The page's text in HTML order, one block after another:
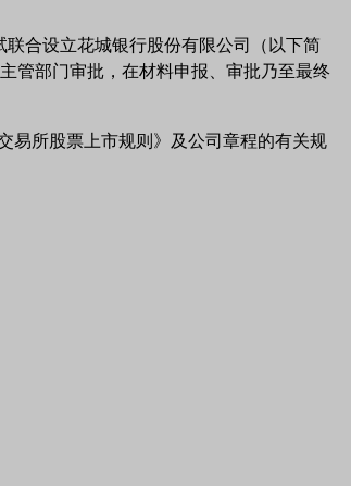
合设立花城银行股份有限公司（以下简
管部门审批，在材料申报、审批乃至最终
易所股票上市规则》及公司章程的有关规